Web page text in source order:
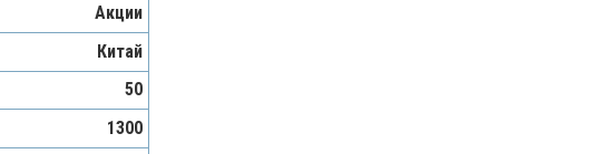
Акции
Китай
50
1300